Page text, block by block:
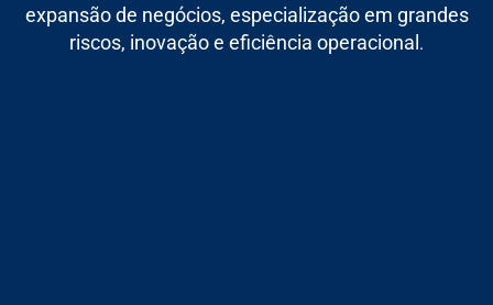
expansão de negócios, especialização em grandes
riscos, inovação e eficiência operacional .